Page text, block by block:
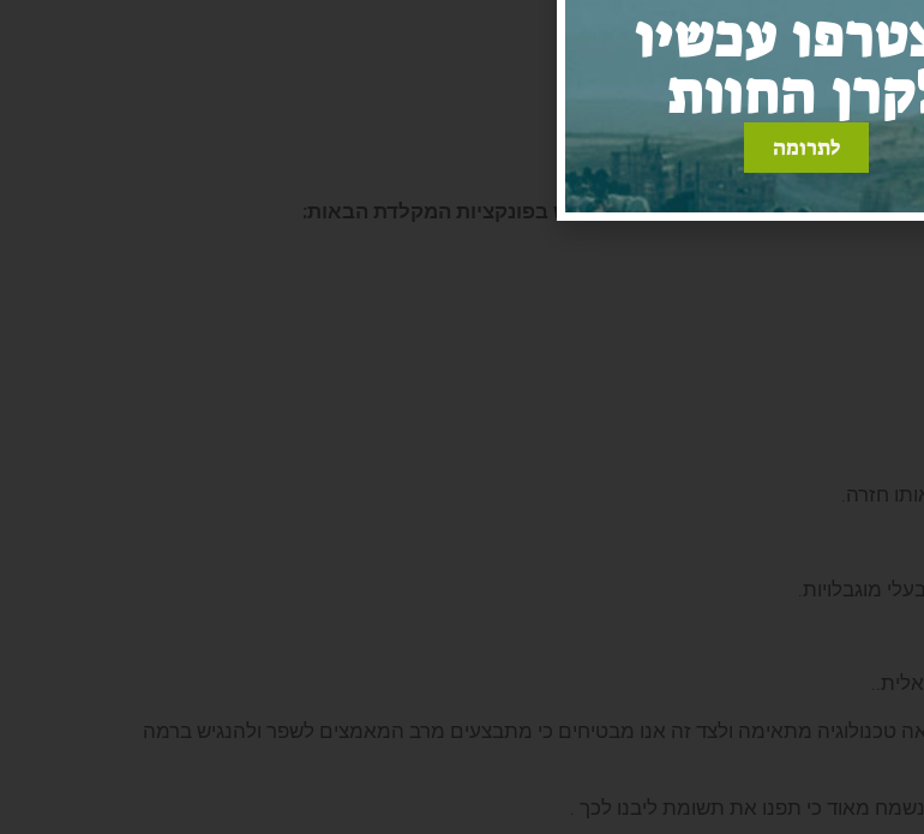
עוד את האותיות תוכלו להשתמש בפונקציות המקלדת הבאות:
מוגבלויות.
טכנולוגיה מתאימה ולצד זה אנו מבטיחים כי מתבצעים מרב המאמצים לשפר ולהנגיש ברמה
מאוד כי תפנו את תשומת ליבנו לכך .
עכשיו
החוות
לתרומה